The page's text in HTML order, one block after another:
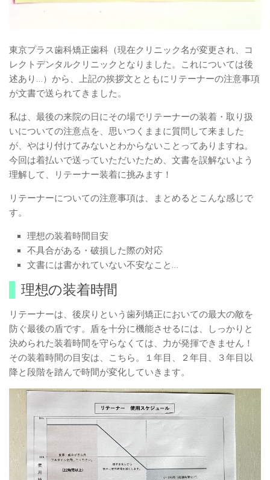
東京プラス歯科矯正歯科（現在クリニック名が変更され、コ
レクトデンタルクリニックとなりました。これについては後
述あり…）から、上記の挨拶文とともにリテーナーの注意事項
が文書で送られてきました。
私は、最後の来院の日にその場でリテーナーの装着・取り扱
いについての注意点を、思いつくままに質問して来ました
が、やはり付けてみないとわからないことってありますね。
今回は着払いで送っていただいたため、文書を誤解ないよう
理解して、リテーナー装着に挑みます！
リテーナーについての注意事項は、まとめるとこんな感じで
す。
理想の装着時間目安
不具合がある・破損した際の対応
文書には書かれていない不安なこと…
理想の装着時間
リテーナーは、後戻りという歯列矯正においての最大の敵を
防ぐ最後の盾です。盾を十分に機能させるには、しっかりと
決められた装着時間を守らなくては、力が発揮できません！
その装着時間の目安は、こちら。１年目、２年目、３年目以
降と段階を踏んで時間が変化していきます。